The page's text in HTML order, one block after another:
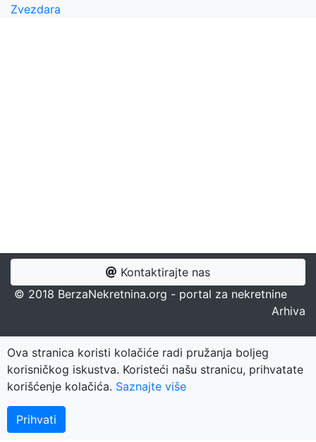
Zvezdara
Kontaktirajte nas
© 2018 BerzaNekretnina.org - portal za nekretnine
Arhiva
Plus-Bonus
Europa Exclusive
Ova stranica koristi kolačiće radi pružanja boljeg
korisničkog iskustva. Koristeći našu stranicu, prihvatate
korišćenje kolačića. Saznajte više
Prihvati